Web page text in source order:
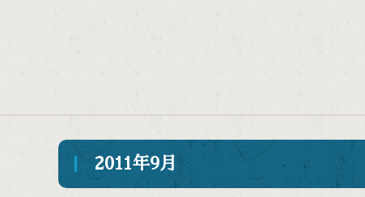
2011年9月